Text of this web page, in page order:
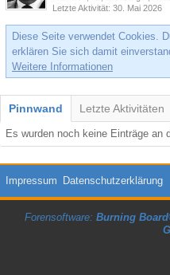
Letzte Aktivität 30. Mai 2026
Diese Seite verwendet Cookies.
erklären Sie sich damit
Weitere Informationen
Pinnwand Letzte Aktivitäten
Es wurden noch keine Einträge an
Impressum Datenschutzerklärung
Forensoftware: Burning